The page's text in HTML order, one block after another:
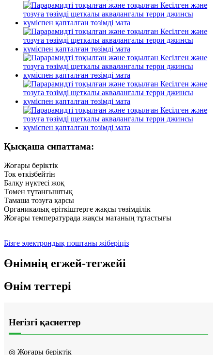
Қысқаша сипаттама:
Жоғары беріктік
Ток өткізбейтін
Балқу нүктесі жоқ
Төмен тұтанғыштық
Тамаша тозуға қарсы
Органикалық еріткіштерге жақсы төзімділік
Жоғары температурада жақсы матаның тұтастығы
Бізге электрондық поштаны жіберіңіз
Өнімнің егжей-тегжейі
Өнім тегтері
Негізгі қасиеттер
◎ Жоғары беріктік